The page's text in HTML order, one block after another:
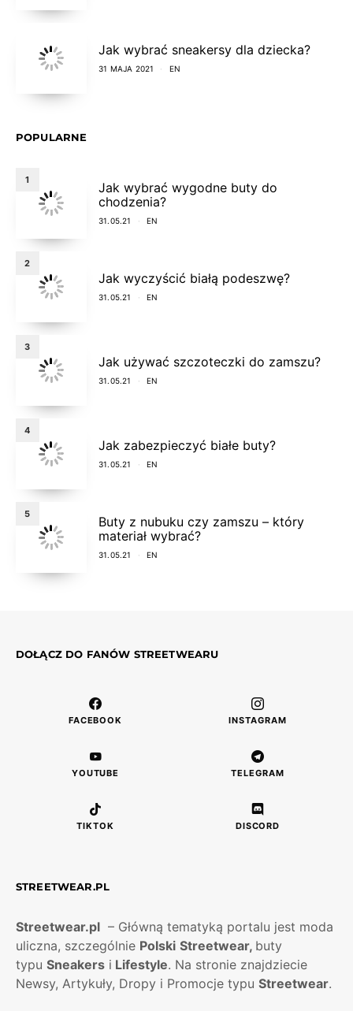
Jak wybrać sneakersy dla dziecka?
31 MAJA 2021 EN
POPULARNE
1
Jak wybrać wygodne buty do
chodzenia?
31.05.21 EN
2
Jak wyczyścić białą podeszwę?
31.05.21 EN
3
Jak używać szczoteczki do zamszu?
31.05.21 EN
4
Jak zabezpieczyć białe buty?
31.05.21 EN
5
Buty z nubuku czy zamszu – który
materiał wybrać?
31.05.21 EN
DOŁĄCZ DO FANÓW STREETWEARU
FACEBOOK INSTAGRAM
YOUTUBE TELEGRAM
TIKTOK DISCORD
STREETWEAR.PL
Streetwear.pl – Główną tematyką portalu jest moda
uliczna, szczególnie Polski Streetwear, buty
typu Sneakers i Lifestyle. Na stronie znajdziecie
Newsy, Artykuły, Dropy i Promocje typu Streetwear.